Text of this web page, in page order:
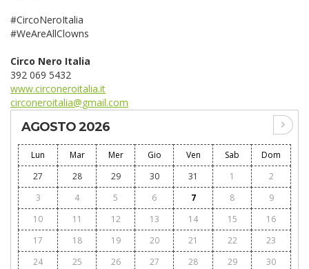
#CircoNeroItalia
#WeAreAllClowns
Circo Nero Italia
392 069 5432
www.circoneroitalia.it
circoneroitalia@gmail.com
AGOSTO 2026
Lun Mar Mer Gio Ven Sab
Dom
27
28 29 30 31 1
2
3
4 5 6 7 8
9
10
11 12 13 14 15
16
17
18 19 20 21 22
23
24
25 26 27 28 29
30